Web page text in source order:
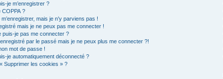
je m’enregistrer ?
COPPA ?
mais je n’y parviens pas !
mais je ne peux pas me connecter !
puis-je pas me connecter ?
par le passé mais je ne peux plus me connecter ?!
mot de passe !
je automatiquement déconnecté ?
Supprimer les cookies » ?